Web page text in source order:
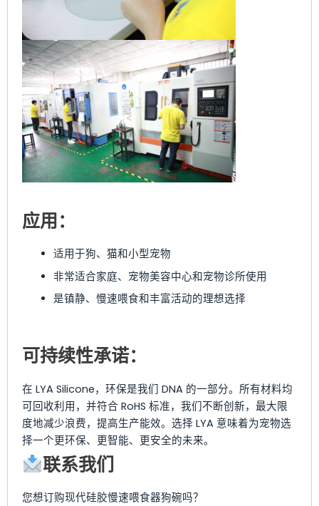
应用：
适用于狗、猫和小型宠物
非常适合家庭、宠物美容中心和宠物诊所使用
是镇静、慢速喂食和丰富活动的理想选择
可持续性承诺：
在 LYA Silicone，环保是我们 DNA 的一部分。所有材料均
可回收利用，并符合 RoHS 标准，我们不断创新，最大限
度地减少浪费，提高生产能效。选择 LYA 意味着为宠物选
择一个更环保、更智能、更安全的未来。
联系我们
您想订购现代硅胶慢速喂食器狗碗吗？